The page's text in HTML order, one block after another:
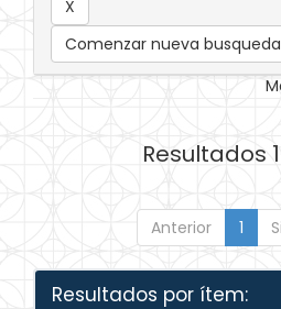
Comenzar nueva busqueda
Resultados
Anterior 1
Resultados por ítem: